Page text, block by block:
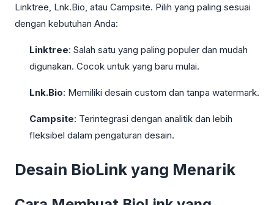
Linktree, Lnk.Bio, atau Campsite. Pilih yang paling sesuai
dengan kebutuhan Anda:
Linktree: Salah satu yang paling populer dan mudah
digunakan. Cocok untuk yang baru mulai.
Lnk.Bio: Memiliki desain custom dan tanpa watermark.
Campsite: Terintegrasi dengan analitik dan lebih
fleksibel dalam pengaturan desain.
Desain BioLink yang Menarik